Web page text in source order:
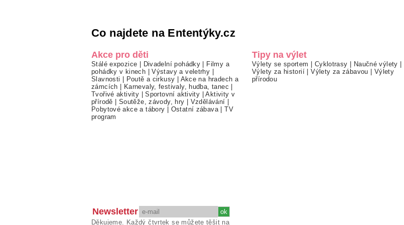
Co najdete na Ententýky.cz
Akce pro děti
Stálé expozice | Divadelní pohádky | Filmy a
pohádky v kinech |Výstavy a veletrhy |
Slavnosti | Poutě a cirkusy | Akce na hradech a
zámcích | Karnevaly, festivaly, hudba, tanec |
Tvořivé aktivity |Sportovní aktivity |Aktivity v
přírodě | Soutěže, závody, hry | Vzdělávání |
Pobytové akce a tábory | Ostatní zábava |TV
program
Tipy na výlet
Výlety se sportem | Cyklotrasy | Naučné výlety |
Výlety za historií |Výlety za zábavou | Výlety
přírodou
Newsletter
Děkujeme. Každý čtvrtek se můžete těšit na